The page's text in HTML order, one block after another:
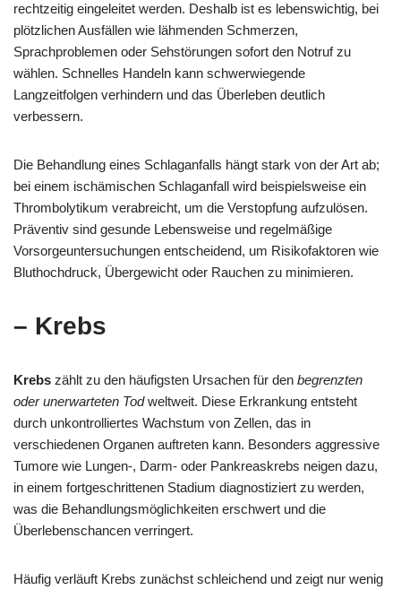
rechtzeitig eingeleitet werden. Deshalb ist es lebenswichtig, bei
plötzlichen Ausfällen wie lähmenden Schmerzen,
Sprachproblemen oder Sehstörungen sofort den Notruf zu
wählen. Schnelles Handeln kann schwerwiegende
Langzeitfolgen verhindern und das Überleben deutlich
verbessern.
Die Behandlung eines Schlaganfalls hängt stark von der Art ab;
bei einem ischämischen Schlaganfall wird beispielsweise ein
Thrombolytikum verabreicht, um die Verstopfung aufzulösen.
Präventiv sind gesunde Lebensweise und regelmäßige
Vorsorgeuntersuchungen entscheidend, um Risikofaktoren wie
Bluthochdruck, Übergewicht oder Rauchen zu minimieren.
– Krebs
Krebs zählt zu den häufigsten Ursachen für den begrenzten
oder unerwarteten Todweltweit. Diese Erkrankung entsteht
durch unkontrolliertes Wachstum von Zellen, das in
verschiedenen Organen auftreten kann. Besonders aggressive
Tumore wie Lungen-, Darm- oder Pankreaskrebs neigen dazu,
in einem fortgeschrittenen Stadium diagnostiziert zu werden,
was die Behandlungsmöglichkeiten erschwert und die
Überlebenschancen verringert.
Häufig verläuft Krebs zunächst schleichend und zeigt nur wenig